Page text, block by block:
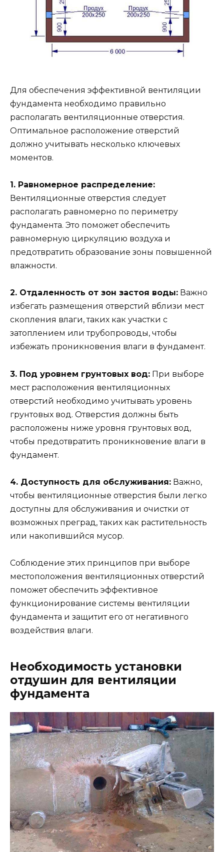
Для обеспечения эффективной вентиляции
фундамента необходимо правильно
располагать вентиляционные отверстия.
Оптимальное расположение отверстий
должно учитывать несколько ключевых
моментов.
1. Равномерное распределение:
Вентиляционные отверстия следует
располагать равномерно по периметру
фундамента. Это поможет обеспечить
равномерную циркуляцию воздуха и
предотвратить образование зоны повышенной
влажности.
2. Отдаленность от зон застоя воды: Важно
избегать размещения отверстий вблизи мест
скопления влаги, таких как участки с
затоплением или трубопроводы, чтобы
избежать проникновения влаги в фундамент.
3. Под уровнем грунтовых вод: При выборе
мест расположения вентиляционных
отверстий необходимо учитывать уровень
грунтовых вод. Отверстия должны быть
расположены ниже уровня грунтовых вод,
чтобы предотвратить проникновение влаги в
фундамент.
4. Доступность для обслуживания: Важно,
чтобы вентиляционные отверстия были легко
доступны для обслуживания и очистки от
возможных преград, таких как растительность
или накопившийся мусор.
Соблюдение этих принципов при выборе
местоположения вентиляционных отверстий
поможет обеспечить эффективное
функционирование системы вентиляции
фундамента и защитит его от негативного
воздействия влаги.
Необходимость установки
отдушин для вентиляции
фундамента